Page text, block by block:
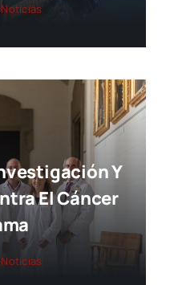
Noticias
Y
El Cáncer
Noticias